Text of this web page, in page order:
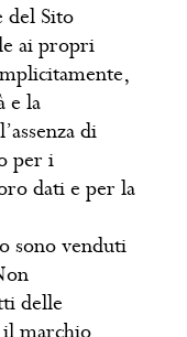
del Sito
ai propri
e la
di
per i
dati e per la
sono venduti
delle
marchio